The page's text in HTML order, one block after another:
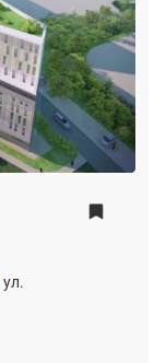
ул.